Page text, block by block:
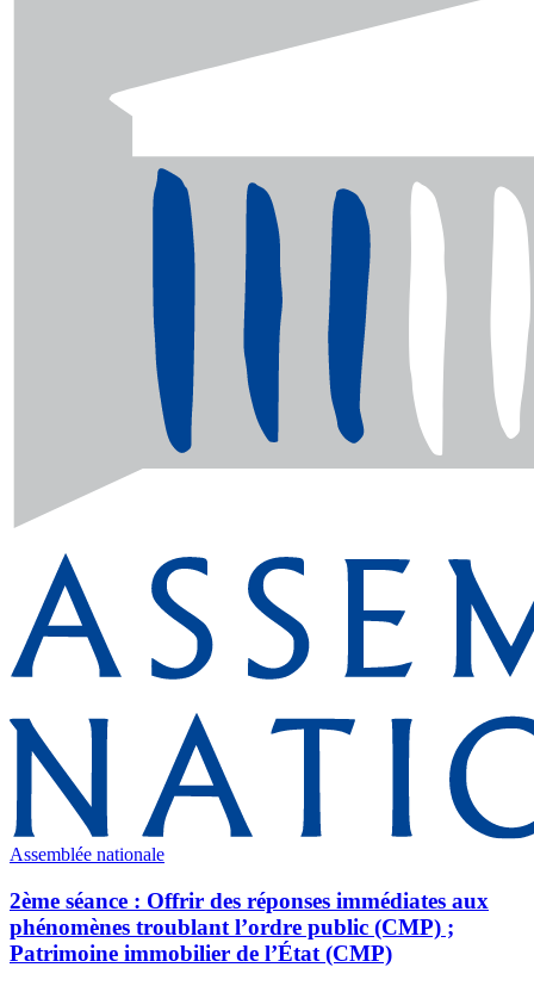
Assemblée nationale
2ème séance : Offrir des réponses immédiates aux
phénomènes troublant l’ordre public (CMP) ;
Patrimoine immobilier de l’État (CMP)